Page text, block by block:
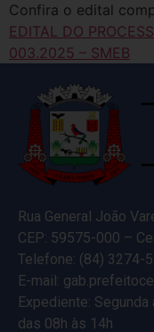
Confira o edital
EDITAL DO
003.2025 – SMEB
Rua General João
CEP: 59575-000 –
Telefone: (84) 3274-
E-mail:
Expediente: Segunda
das 08h às 14h